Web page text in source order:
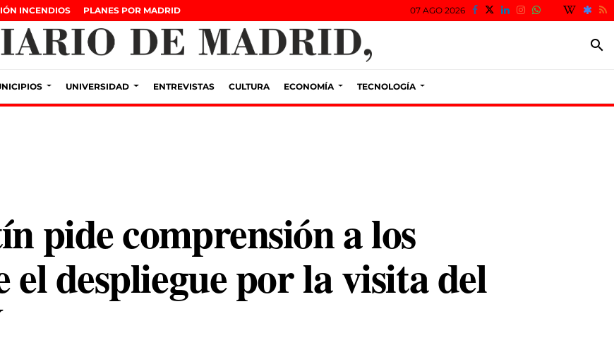
INCENDIOS PLANES POR MADRID 07 AGO 2026
search
UNIVERSIDAD ENTREVISTAS CULTURA ECONOMÍA TECNOLOGÍA
pide comprensión a los
despliegue por la visita del